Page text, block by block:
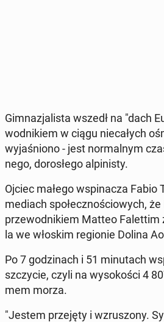
Gim­na­zja­li­sta wszedł na "dach
wod­ni­kiem w ciągu nie­ca­łych
wy­ja­śnio­no - jest nor­mal­nym
ne­go, do­ro­słe­go al­pi­ni­sty.
Ojciec małego wspi­na­cza Fabio
mediach spo­łecz­no­ścio­wych,
prze­wod­ni­kiem Matteo Fa­let­tim
la we włoskim re­gio­nie Dolina
Po 7 go­dzi­nach i 51 mi­nu­tach
szczy­cie, czyli na wy­so­ko­ści 4
mem morza.
"Jestem prze­ję­ty i wzru­szo­ny.